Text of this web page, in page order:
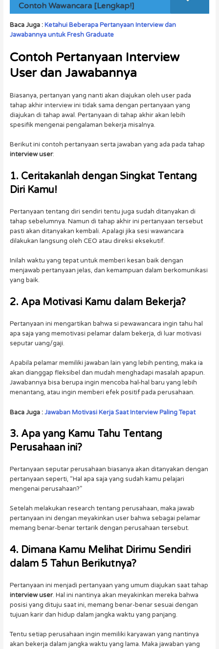
Contoh Wawancara [Lengkap!]
Baca Juga :Ketahui Beberapa Pertanyaan Interview dan
Jawabannya untuk Fresh Graduate
Contoh Pertanyaan Interview
User dan Jawabannya
Biasanya, pertanyan yang nanti akan diajukan oleh user pada
tahap akhir interview ini tidak sama dengan pertanyaan yang
diajukan di tahap awal. Pertanyaan di tahap akhir akan lebih
spesifik mengenai pengalaman bekerja misalnya.
Berikut ini contoh pertanyaan serta jawaban yang ada pada tahap
interview user:
1. Ceritakanlah dengan Singkat Tentang
Diri Kamu!
Pertanyaan tentang diri sendiri tentu juga sudah ditanyakan di
tahap sebelumnya. Namun di tahap akhir ini pertanyaan tersebut
pasti akan ditanyakan kembali. Apalagi jika sesi wawancara
dilakukan langsung oleh CEO atau direksi eksekutif.
Inilah waktu yang tepat untuk memberi kesan baik dengan
menjawab pertanyaan jelas, dan kemampuan dalam berkomunikasi
yang baik.
2. Apa Motivasi Kamu dalam Bekerja?
Pertanyaan ini mengartikan bahwa si pewawancara ingin tahu hal
apa saja yang memotivasi pelamar dalam bekerja, di luar motivasi
seputar uang/gaji.
Apabila pelamar memiliki jawaban lain yang lebih penting, maka ia
akan dianggap fleksibel dan mudah menghadapi masalah apapun.
Jawabannya bisa berupa ingin mencoba hal-hal baru yang lebih
menantang, atau ingin memberi efek positif pada perusahaan.
Baca Juga :Jawaban Motivasi Kerja Saat Interview Paling Tepat
3. Apa yang Kamu Tahu Tentang
Perusahaan ini?
Pertanyaan seputar perusahaan biasanya akan ditanyakan dengan
pertanyaan seperti, “Hal apa saja yang sudah kamu pelajari
mengenai perusahaan?”
Setelah melakukan research tentang perusahaan, maka jawab
pertanyaan ini dengan meyakinkan user bahwa sebagai pelamar
memang benar-benar tertarik dengan perusahaan tersebut.
4. Dimana Kamu Melihat Dirimu Sendiri
dalam 5 Tahun Berikutnya?
Pertanyaan ini menjadi pertanyaan yang umum diajukan saat tahap
interview user. Hal ini nantinya akan meyakinkan mereka bahwa
posisi yang dituju saat ini, memang benar-benar sesuai dengan
tujuan karir dan hidup dalam jangka waktu yang panjang.
Tentu setiap perusahaan ingin memiliki karyawan yang nantinya
akan bekerja dalam jangka waktu yang lama. Maka jawaban yang